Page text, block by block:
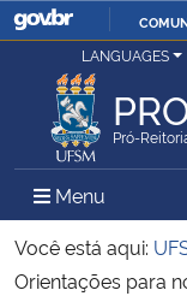
Ministério da Justiça e
Ministério da Defesa
Ministério das Relações
LANGUAGES
Pró-
Menu Menu
Você está aqui:
Orientações para